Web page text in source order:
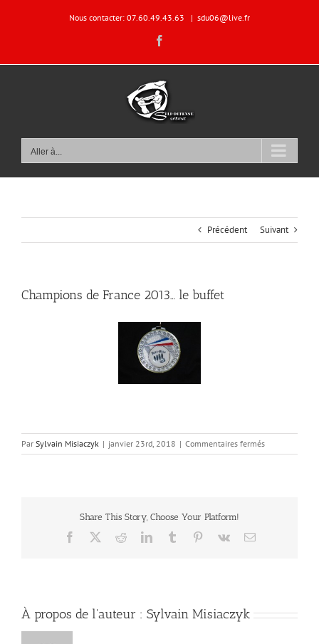
Nous contacter: 07.60.49.43.63 | sdu06@live.fr
Aller à...
Précédent Suivant
Champions de France 2013… le buffet
Par Sylvain Misiaczyk | janvier 23rd, 2018 | Commentaires ferméssur
Champions
Share This Story, Choose Your Platform!
Facebook RedditLinkedInTumblr Pinterest
Vk Email
À propos de l'auteur : Sylvain Misiaczyk